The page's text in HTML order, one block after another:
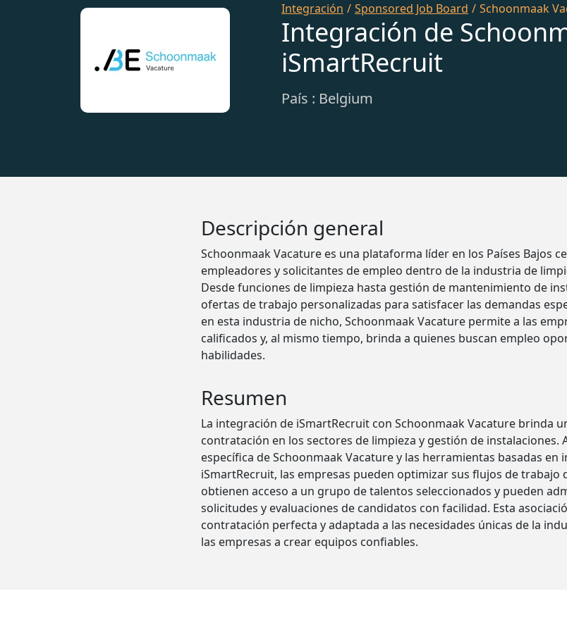
Integración / Sponsored Job Board / Schoonmaak
Integración de
iSmartRecruit
País : Belgium
Descripción general
Schoonmaak Vacature es una plataforma líder en los Países Bajos
empleadores y solicitantes de empleo dentro de la industria de
Desde funciones de limpieza hasta gestión de mantenimiento de
ofertas de trabajo personalizadas para satisfacer las demandas
en esta industria de nicho, Schoonmaak Vacature permite a las
calificados y, al mismo tiempo, brinda a quienes buscan empleo
habilidades.
Resumen
La integración de iSmartRecruit con Schoonmaak Vacature brinda
contratación en los sectores de limpieza y gestión de instalaciones.
específica de Schoonmaak Vacature y las herramientas basadas en
iSmartRecruit, las empresas pueden optimizar sus flujos de trabajo
obtienen acceso a un grupo de talentos seleccionados y pueden
solicitudes y evaluaciones de candidatos con facilidad. Esta
contratación perfecta y adaptada a las necesidades únicas de la
las empresas a crear equipos confiables.